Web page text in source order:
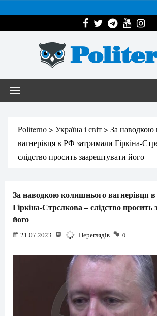
Politerno > Україна і світ > За наводкою
вагнерівця в РФ затримали Гіркіна-
слідство просить заарештувати його
За наводкою колишнього вагнерівця
Гіркіна-Стрєлкова – слідство
його
21.07.2023 1193 Переглядів 0